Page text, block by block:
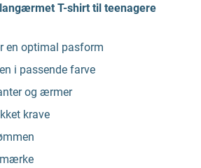
T-shirt til teenagere
en optimal pasform
i passende farve
og ærmer
krave